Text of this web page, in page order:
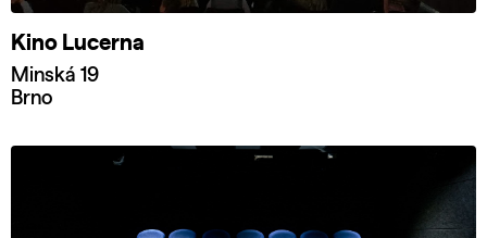
Kino Lucerna
Minská 19
Brno